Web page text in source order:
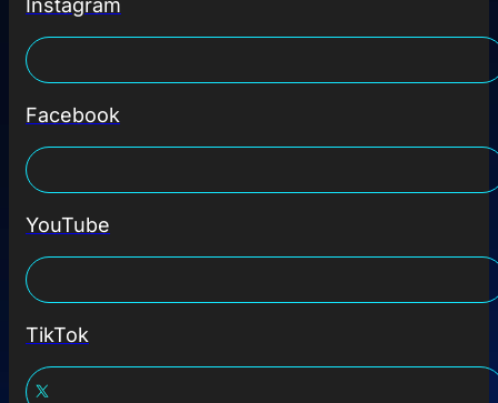
Instagram
Facebook
YouTube
TikTok